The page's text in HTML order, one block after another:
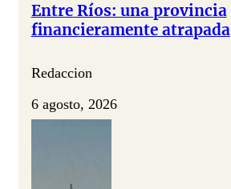
Entre Ríos: una provincia
financieramente atrapada
Redaccion
6 agosto, 2026